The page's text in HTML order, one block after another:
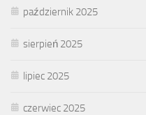
październik 2025
sierpień 2025
lipiec 2025
czerwiec 2025